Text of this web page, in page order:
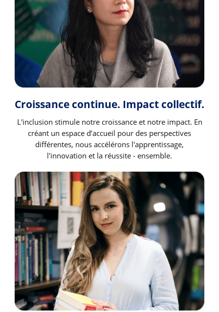
Croissance continue. Impact collectif.
L'inclusion stimule notre croissance et notre impact. En
créant un espace d’accueil pour des perspectives
différentes, nous accélérons l'apprentissage,
l'innovation et la réussite - ensemble.